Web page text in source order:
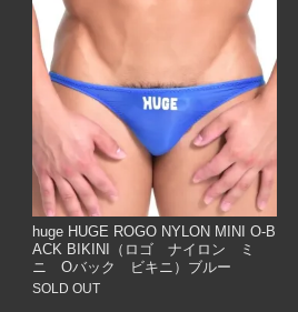
huge HUGE ROGO NYLON MINI O-B
ACK BIKINI（ロゴ ナイロン ミ
ニ Oバック ビキニ）ブルー
SOLD OUT